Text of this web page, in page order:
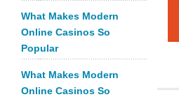
What Makes Modern
Online Casinos So
Popular
What Makes Modern
Online Casinos So